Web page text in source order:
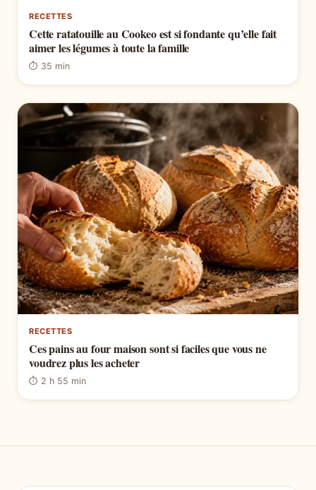
RECETTES
Cette ratatouille au Cookeo est si fondante qu’elle fait
aimer les légumes à toute la famille
⏱ 35 min
RECETTES
Ces pains au four maison sont si faciles que vous ne
voudrez plus les acheter
⏱ 2 h 55 min